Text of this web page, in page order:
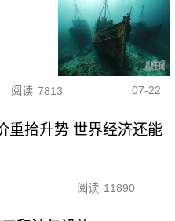
阅读 7813 07-22
重拾升势 世界经济还能
阅读 11890